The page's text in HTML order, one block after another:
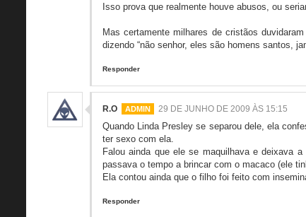
Isso prova que realmente houve abusos, ou
Mas certamente milhares de cristãos
dizendo “não senhor, eles são homens santos,
Responder
R.O 29 DE JUNHO DE 2009 ÀS 15:15
Quando Linda Presley se separou dele, ela
ter sexo com ela.
Falou ainda que ele se maquilhava e deixava
passava o tempo a brincar com o macaco (ele
Ela contou ainda que o filho foi feito com
Responder